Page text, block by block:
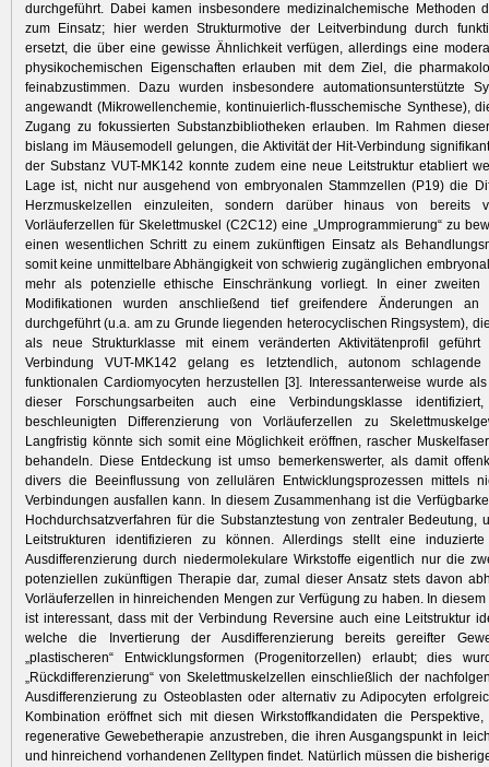
durchgeführt. Dabei kamen insbesondere medizinalchemische Methoden
zum Einsatz; hier werden Strukturmotive der Leitverbindung durch
ersetzt, die über eine gewisse Ähnlichkeit verfügen, allerdings eine
physikochemischen Eigenschaften erlauben mit dem Ziel, die
feinabzustimmen. Dazu wurden insbesondere automationsunterstützte
angewandt (Mikrowellenchemie, kontinuierlich-flusschemische Synthese),
Zugang zu fokussierten Substanzbibliotheken erlauben. Im Rahmen
bislang im Mäusemodell gelungen, die Aktivität der Hit-Verbindung
der Substanz VUT-MK142 konnte zudem eine neue Leitstruktur etabliert
Lage ist, nicht nur ausgehend von embryonalen Stammzellen (P19) die
Herzmuskelzellen einzuleiten, sondern darüber hinaus von bereits
Vorläuferzellen für Skelettmuskel (C2C12) eine „Umprogrammierung“ zu
einen wesentlichen Schritt zu einem zukünftigen Einsatz als
somit keine unmittelbare Abhängigkeit von schwierig zugänglichen
mehr als potenzielle ethische Einschränkung vorliegt. In einer zweiten
Modifikationen wurden anschließend tief greifendere Änderungen an
durchgeführt (u.a. am zu Grunde liegenden heterocyclischen Ringsystem),
als neue Strukturklasse mit einem veränderten Aktivitätenprofil
Verbindung VUT-MK142 gelang es letztendlich, autonom
funktionalen Cardiomyocyten herzustellen [3]. Interessanterweise wurde als
dieser Forschungsarbeiten auch eine Verbindungsklasse
beschleunigten Differenzierung von Vorläuferzellen zu
Langfristig könnte sich somit eine Möglichkeit eröffnen, rascher
behandeln. Diese Entdeckung ist umso bemerkenswerter, als damit
divers die Beeinflussung von zellulären Entwicklungsprozessen mittels
Verbindungen ausfallen kann. In diesem Zusammenhang ist die
Hochdurch­satzverfahren für die Substanztestung von zentraler Bedeutung,
Leit­strukturen identifizieren zu können. Allerdings stellt eine
Ausdifferenzierung durch niedermolekulare Wirkstoffe eigentlich nur die
potenziellen zukünftigen Therapie dar, zumal dieser Ansatz stets ­davon
Vorläuferzellen in hinreichenden Mengen zur Verfügung zu haben. In
ist interessant, dass mit der Verbindung Reversine auch eine Leitstruktur
welche die Invertierung der Ausdifferenzierung bereits gereifter
„plastischeren“ Entwicklungsformen (Progenitorzellen) erlaubt; dies
„Rückdifferenzierung“ von Skelettmuskelzellen einschließlich der
Ausdifferenzierung zu Osteoblasten oder alternativ zu Adipocyten
Kombination eröffnet sich mit diesen Wirkstoffkandidaten die
regenerative Gewebetherapie anzustreben, die ihren Ausgangspunkt in
und hinreichend vorhandenen Zelltypen findet. Natürlich müssen die